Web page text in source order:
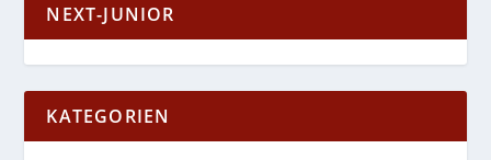
NEXT-JUNIOR
KATEGORIEN